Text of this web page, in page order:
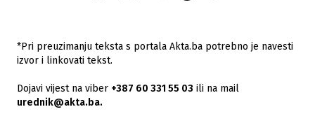
*Pri preuzimanju teksta s portala Akta.ba potrebno je navesti
izvor i linkovati tekst.
Dojavi vijest na viber +387 60 331 55 03 ili na mail
urednik@akta.ba.